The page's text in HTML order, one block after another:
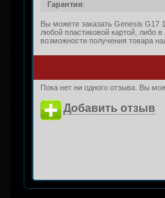
Гарантия:
Вы можете заказать Genesis G17
любой пластиковой картой, либо
возможности получения товара
Пока нет ни одного отзыва. Вы
Добавить отзыв